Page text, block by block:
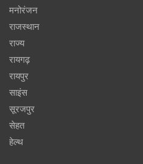
मनोरंजन
राजस्थान
राज्य
रायगढ़
रायपुर
साइंस
सूरजपुर
सेहत
हेल्थ